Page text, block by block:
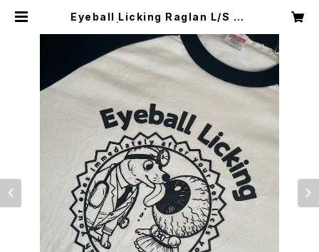
Eyeball Licking Raglan L/S Te
b Store